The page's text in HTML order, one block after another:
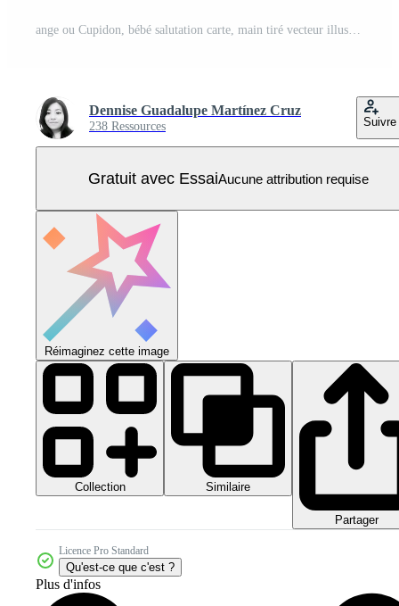
ange ou Cupidon, bébé salutation carte, main tiré vecteur illustration, ancien esquisser Vecteur Pro
Dennise Guadalupe Martínez Cruz
238 Ressources Suivre
Gratuit avec EssaiAucune attribution requise
Réimaginez cette image
Collection Similaire
Partager
Licence Pro Standard
Qu'est-ce que c'est ?
Plus d'infos